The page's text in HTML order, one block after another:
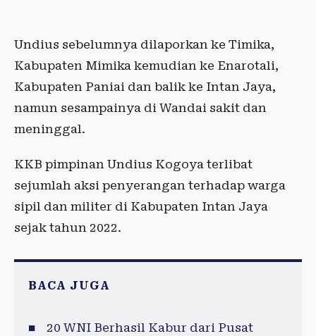
Undius sebelumnya dilaporkan ke Timika,
Kabupaten Mimika kemudian ke Enarotali,
Kabupaten Paniai dan balik ke Intan Jaya,
namun sesampainya di Wandai sakit dan ​​​​​
meninggal.​​​​​​​
KKB pimpinan Undius Kogoya terlibat
sejumlah aksi penyerangan terhadap warga
sipil dan militer di Kabupaten Intan Jaya
sejak tahun 2022.
BACA JUGA
20 WNI Berhasil Kabur dari Pusat